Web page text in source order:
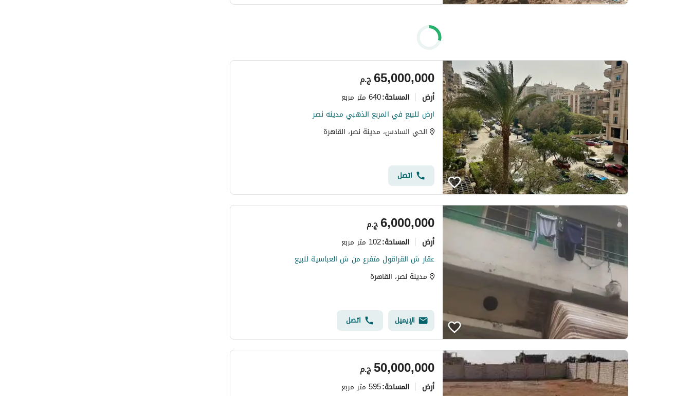
ج.م65,000,000
أرض المساحة:640 متر مربع
ارض للبيع في المربع الذهبي مدينه نصر
الحي السادس، مدينة نصر، القاهرة
اتصل
ج.م6,000,000
أرض المساحة:102 متر مربع
عقار ش القراقول متفرع من ش العباسية للبيع
مدينة نصر، القاهرة
الإيميل اتصل
ج.م50,000,000
أرض المساحة:595 متر مربع